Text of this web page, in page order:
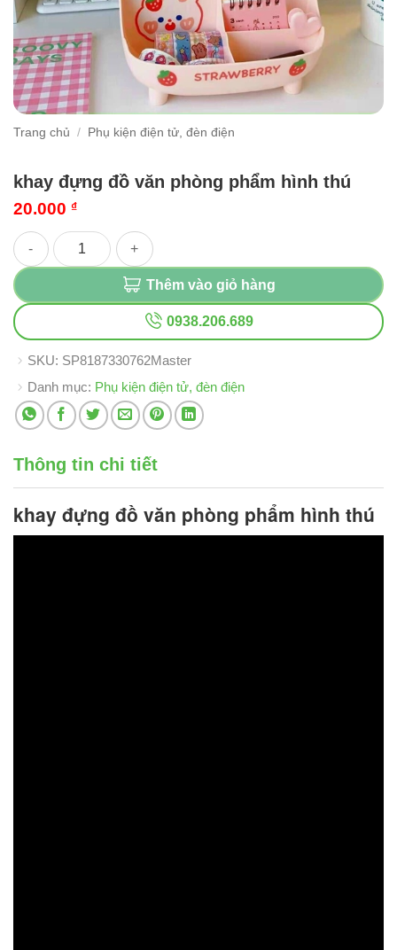
Trang chủ / Phụ kiện điện tử, đèn điện
khay đựng đồ văn phòng phẩm hình thú
20.000 ₫
khay đựng đồ văn phòng phẩm hình thú số lượng
Thêm vào giỏ hàng
0938.206.689
SKU: SP8187330762Master
Danh mục: Phụ kiện điện tử, đèn điện
Thông tin chi tiết
khay đựng đồ văn phòng phẩm hình thú